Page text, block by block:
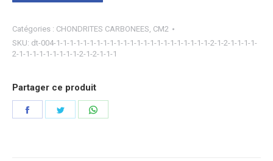
Catégories : CHONDRITES CARBONEES CM2
SKU: dt-004-1-1-1-1-1-1-1-1-1-1-1-1-1-1-1-1-1-1-1-1-1-1-1-2-1-2-1-1-1-1-
2-1-1-1-1-1-1-1-1-1-2-1-2-1-1-1
Partager ce produit
Partager Partager